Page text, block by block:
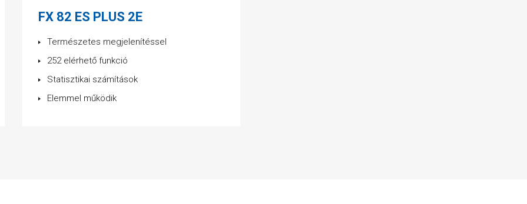
FX 82 ES PLUS 2E
Természetes megjelenítéssel
252 elérhető funkció
Statisztikai számítások
Elemmel működik